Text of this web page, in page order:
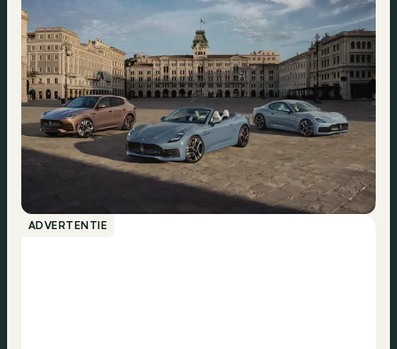
ADVERTENTIE